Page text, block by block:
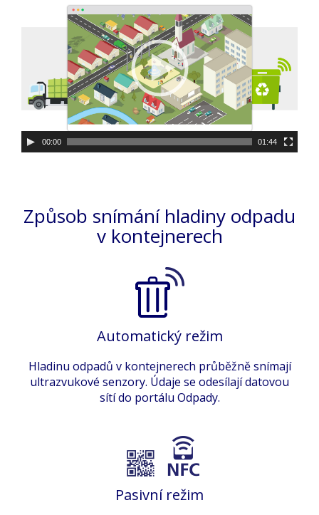
00:00 01:44
Způsob snímání hladiny odpadu
v kontejnerech
Automatický režim
Hladinu odpadů v kontejnerech průběžně snímají
ultrazvukové senzory. Údaje se odesílají datovou
sítí do portálu Odpady.
Pasivní režim